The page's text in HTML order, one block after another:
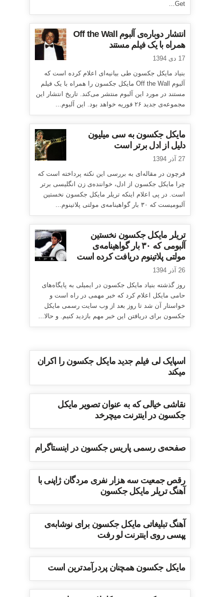
Get...
انتشار دوباره‌ی آلبوم Off the Wall
همراه با یک فیلم مستند
17 دی 1394
بنیاد مایکل جکسون طی بیانیه‌ای اعلام کرده است که
آلبوم Off the Wall مایکل جکسون را همراه با یک فیلم
مستند در مورد این آلبوم منتشر می‌کند. تاریخ انتشار این
مجموعه‌ی جدید ۲۶ فوریه خواهد بود. این آلبوم...
مایکل جکسون به سی میلیون
دلیل از ادل برتر است
27 آذر 1394
فرچون در مقاله‌ای به بررسی این نکته پرداخته است که
چرا مایکل جکسون از ادل، خواننده‌ی زن انگلیسی برتر
است. در پی اعلام اینکه تریلر مایکل جکسون نخستین
آلبومیست که ۳۰ بار گواهینامه‌ی مولتی پلاتینوم...
تریلر مایکل جکسون نخستین
آلبومی که ۳۰ بار گواهینامه‌ی
مولتی پلاتینوم دریافت کرده است
26 آذر 1394
روز گذشته بنیاد مایکل جکسون در ایمیلی به پایگاه‌های
حامی مایکل اعلام کرد که خبر مهمی در راه است و
خواستار آن شد تا روز بعد از وب سایت رسمی مایکل
جکسون برای دریافتن این خبر مهم بازدید کنیم. و حالا...
اسپایک لی فیلم جدید مایکل جکسون را اکران
میکند
نقاشی خیالی که به عنوان تصویر مایکل
جکسون در اینترنت میچرخد
صفحه‌ی رسمی پاریس جکسون در اینستاگرام
رقص جمعیت سه هزار نفری مردگان ژاپنی با
آهنگ تریلر مایکل جکسون
آهنگ تبلیغاتی مایکل جکسون برای نوشابه‌ی
پپسی روی اینترنت لو رفت
مایکل جکسون همچنان پردرآمدترین است